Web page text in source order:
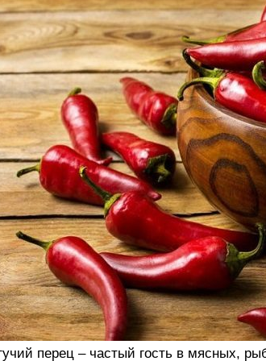
перец – частый гость в мясных,